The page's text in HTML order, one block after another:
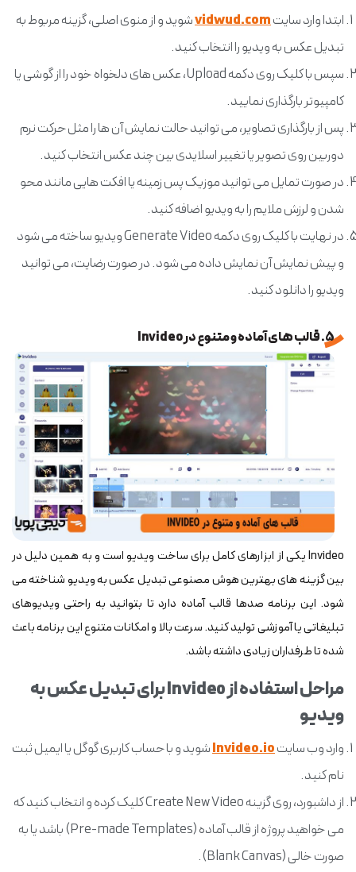
ابتدا وارد سایتvidwud.comشوید و از منوی اصلی، گزینه مربوط به
تبدیل عکس به ویدیو را انتخاب کنید.
سپس با کلیک روی دکمه Upload، عکس های دلخواه خود را از گوشی یا
کامپیوتر بارگذاری نمایید.
پس از بارگذاری تصاویر، می توانید حالت نمایش آن ها را مثل حرکت نرم
دوربین روی تصویر یا تغییر اسلایدی بین چند عکس انتخاب کنید.
در صورت تمایل می توانید موزیک پس زمینه یا افکت هایی مانند محو
شدن و لرزش ملایم را به ویدیو اضافه کنید.
در نهایت با کلیک روی دکمه Generate Video ویدیو ساخته می شود
و پیش نمایش آن نمایش داده می شود. در صورت رضایت، می توانید
ویدیو را دانلود کنید.
5. قالب های آماده و متنوع در Invideo
Invideo یکی از ابزارهای کامل برای ساخت ویدیو است و به همین دلیل در
بین گزینه های بهترین هوش مصنوعی تبدیل عکس به ویدیو شناخته می
شود. این برنامه صدها قالب آماده دارد تا بتوانید به راحتی ویدیوهای
تبلیغاتی یا آموزشی تولید کنید. سرعت بالا و امکانات متنوع این برنامه باعث
شده تا طرفداران زیادی داشته باشد.
مراحل استفاده از Invideo برای تبدیل عکس به
ویدیو
وارد وب سایتInvideo.ioشوید و با حساب کاربری گوگل یا ایمیل ثبت
نام کنید.
از داشبورد، روی گزینه Create New Video کلیک کرده و انتخاب کنید که
می خواهید پروژه از قالب آماده (Pre-made Templates) باشد یا به
صورت خالی (Blank Canvas).